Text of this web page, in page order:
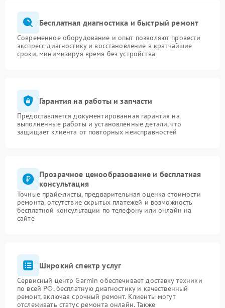
Бесплатная диагностика и быстрый ремонт
Современное оборудование и опыт позволяют провести
экспресс-диагностику и восстановление в кратчайшие
сроки, минимизируя время без устройства
Гарантия на работы и запчасти
Предоставляется документированная гарантия на
выполненные работы и установленные детали, что
защищает клиента от повторных неисправностей
Прозрачное ценообразование и бесплатная
консультация
Точные прайс-листы, предварительная оценка стоимости
ремонта, отсутствие скрытых платежей и возможность
бесплатной консультации по телефону или онлайн на
сайте
Широкий спектр услуг
Сервисный центр Garmin обеспечивает доставку техники
по всей РФ, бесплатную диагностику и качественный
ремонт, включая срочный ремонт. Клиенты могут
отслеживать статус ремонта онлайн. Также